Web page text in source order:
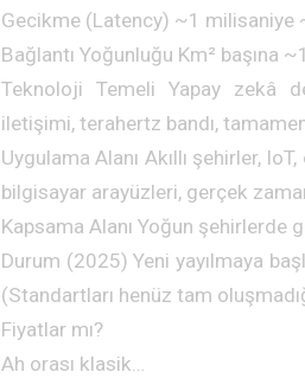
Gecikme (Latency) ~1 milisaniye
Bağlantı Yoğunluğu Km² başına
Teknoloji Temeli Yapay zekâ
iletişimi, terahertz bandı,
Uygulama Alanı Akıllı şehirler,
bilgisayar arayüzleri, gerçek
Kapsama Alanı Yoğun şehirlerde
Durum (2025) Yeni yayılmaya
(Standartları henüz tam
Fiyatlar mı?
Ah orası klasik…